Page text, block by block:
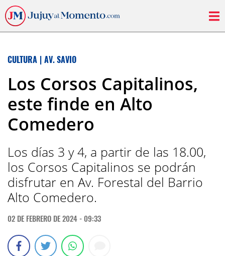
CULTURA | AV. SAVIO
Los Corsos Capitalinos,
este finde en Alto
Comedero
Los días 3 y 4, a partir de las 18.00,
los Corsos Capitalinos se podrán
disfrutar en Av. Forestal del Barrio
Alto Comedero.
02 DE FEBRERO DE 2024 - 09:33